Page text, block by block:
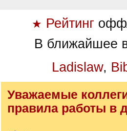
★ Рейтинг
В ближайшее
Ladislaw,
Уважаемые
правила работы в